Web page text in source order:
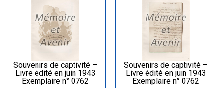
Souvenirs de captivité –
Livre édité en juin 1943
Exemplaire n° 0762
Souvenirs de captivité –
Livre édité en juin 1943
Exemplaire n° 0762